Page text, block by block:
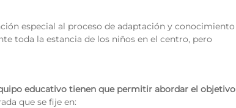
especial al proceso de adaptación y conocimiento
toda la estancia de los niños en el centro, pero
educativo tienen que permitir abordar el objetivo
que se fije en: